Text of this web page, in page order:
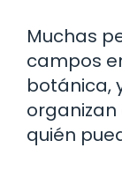
Muchas
campos
botánica,
quién